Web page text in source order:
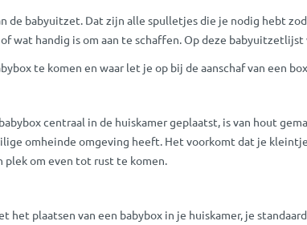
de babyuitzet. Dat zijn alle spulletjes die je nodig hebt
wat handig is om aan te schaffen. Op deze babyuitzetlijst
te komen en waar let je op bij de aanschaf van een
centraal in de huiskamer geplaatst, is van hout
omheinde omgeving heeft. Het voorkomt dat je
plek om even tot rust te komen.
plaatsen van een babybox in je huiskamer, je